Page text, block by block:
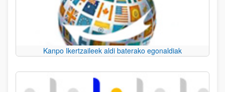
Kanpo Ikertzaileek aldi baterako egonaldiak